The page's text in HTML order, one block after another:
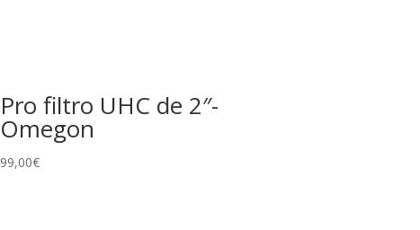
Pro filtro UHC de 2″-
Omegon
99,00€